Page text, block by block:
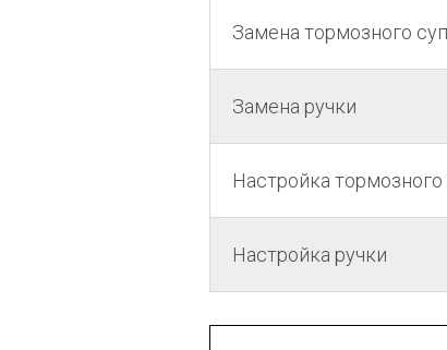
Замена тормозного
Замена ручки
Настройка тормозного
Настройка ручки